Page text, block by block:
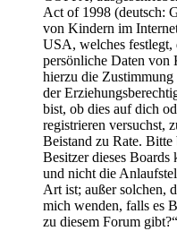
Act of 1998 (deutsch:
von Kindern im
USA, welches festlegt,
persönliche Daten von
hierzu die Zustimmung
der
bist, ob dies auf dich
registrieren versuchst,
Beistand zu Rate.
Besitzer dieses Boards
und nicht die
Art ist; außer solchen,
mich wenden, falls es
zu diesem Forum